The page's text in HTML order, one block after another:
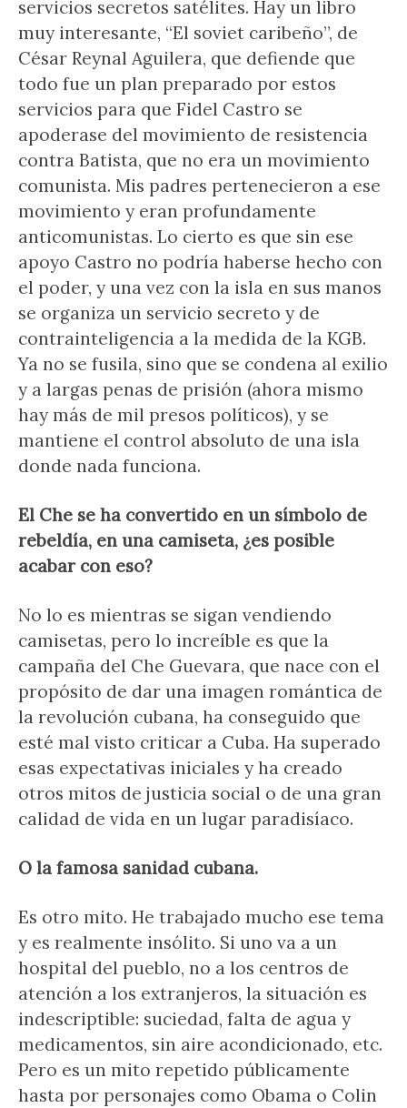
servicios secretos satélites. Hay un libro
muy interesante, “El soviet caribeño”, de
César Reynal Aguilera, que defiende que
todo fue un plan preparado por estos
servicios para que Fidel Castro se
apoderase del movimiento de resistencia
contra Batista, que no era un movimiento
comunista. Mis padres pertenecieron a ese
movimiento y eran profundamente
anticomunistas. Lo cierto es que sin ese
apoyo Castro no podría haberse hecho con
el poder, y una vez con la isla en sus manos
se organiza un servicio secreto y de
contrainteligencia a la medida de la KGB.
Ya no se fusila, sino que se condena al exilio
y a largas penas de prisión (ahora mismo
hay más de mil presos políticos), y se
mantiene el control absoluto de una isla
donde nada funciona.
El Che se ha convertido en un símbolo de
rebeldía, en una camiseta, ¿es posible
acabar con eso?
No lo es mientras se sigan vendiendo
camisetas, pero lo increíble es que la
campaña del Che Guevara, que nace con el
propósito de dar una imagen romántica de
la revolución cubana, ha conseguido que
esté mal visto criticar a Cuba. Ha superado
esas expectativas iniciales y ha creado
otros mitos de justicia social o de una gran
calidad de vida en un lugar paradisíaco.
O la famosa sanidad cubana.
Es otro mito. He trabajado mucho ese tema
y es realmente insólito. Si uno va a un
hospital del pueblo, no a los centros de
atención a los extranjeros, la situación es
indescriptible: suciedad, falta de agua y
medicamentos, sin aire acondicionado, etc.
Pero es un mito repetido públicamente
hasta por personajes como Obama o Colin